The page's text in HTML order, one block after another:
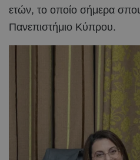
ετών, το οποίο σήμερα
Πανεπιστήμιο Κύπρου.